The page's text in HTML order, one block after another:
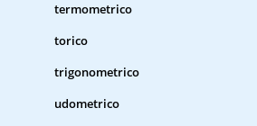
termometrico
torico
trigonometrico
udometrico